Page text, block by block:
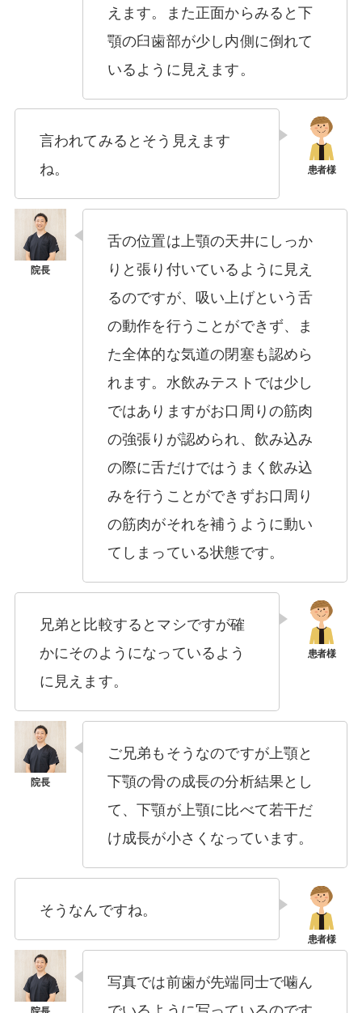
えます。また正面からみると下
顎の臼歯部が少し内側に倒れて
いるように見えます。
言われてみるとそう見えます
ね。
舌の位置は上顎の天井にしっか
りと張り付いているように見え
るのですが、吸い上げという舌
の動作を行うことができず、ま
た全体的な気道の閉塞も認めら
れます。水飲みテストでは少し
ではありますがお口周りの筋肉
の強張りが認められ、飲み込み
の際に舌だけではうまく飲み込
みを行うことができずお口周り
の筋肉がそれを補うように動い
てしまっている状態です。
兄弟と比較するとマシですが確
かにそのようになっているよう
に見えます。
ご兄弟もそうなのですが上顎と
下顎の骨の成長の分析結果とし
て、下顎が上顎に比べて若干だ
け成長が小さくなっています。
そうなんですね。
写真では前歯が先端同士で噛ん